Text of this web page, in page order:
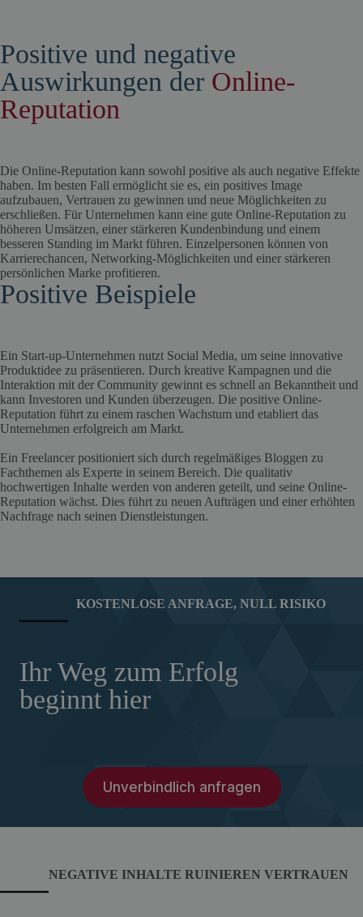
Positive und negative
Auswirkungen der Online-
Reputation
Die Online-Reputation kann sowohl positive als auch negative Effekte
haben. Im besten Fall ermöglicht sie es, ein positives Image
aufzubauen, Vertrauen zu gewinnen und neue Möglichkeiten zu
erschließen. Für Unternehmen kann eine gute Online-Reputation zu
höheren Umsätzen, einer stärkeren Kundenbindung und einem
besseren Standing im Markt führen. Einzelpersonen können von
Karrierechancen, Networking-Möglichkeiten und einer stärkeren
persönlichen Marke profitieren.
Positive Beispiele
Ein Start-up-Unternehmen nutzt Social Media, um seine innovative
Produktidee zu präsentieren. Durch kreative Kampagnen und die
Interaktion mit der Community gewinnt es schnell an Bekanntheit und
kann Investoren und Kunden überzeugen. Die positive Online-
Reputation führt zu einem raschen Wachstum und etabliert das
Unternehmen erfolgreich am Markt.
Ein Freelancer positioniert sich durch regelmäßiges Bloggen zu
Fachthemen als Experte in seinem Bereich. Die qualitativ
hochwertigen Inhalte werden von anderen geteilt, und seine Online-
Reputation wächst. Dies führt zu neuen Aufträgen und einer erhöhten
Nachfrage nach seinen Dienstleistungen.
KOSTENLOSE ANFRAGE, NULL RISIKO
Ihr Weg zum Erfolg
beginnt hier
Unverbindlich anfragen
NEGATIVE INHALTE RUINIEREN VERTRAUEN